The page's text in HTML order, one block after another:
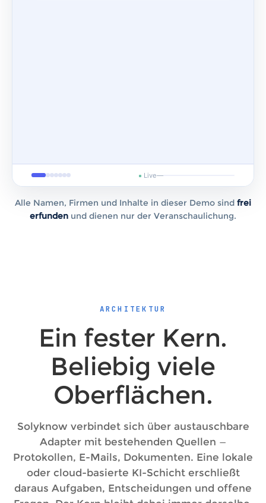
Alle Namen, Firmen und Inhalte in dieser Demo sind frei
erfunden und dienen nur der Veranschaulichung.
ARCHITEKTUR
Ein fester Kern.
Beliebig viele
Oberflächen.
Solyknow verbindet sich über austauschbare
Adapter mit bestehenden Quellen —
Protokollen, E-Mails, Dokumenten. Eine lokale
oder cloud-basierte KI-Schicht erschließt
daraus Aufgaben, Entscheidungen und offene